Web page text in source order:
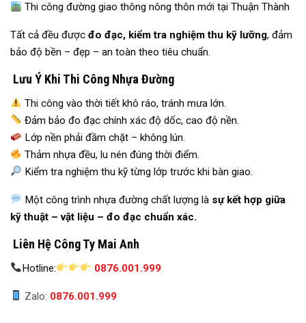
Thi công đường giao thông nông thôn mới tại Thuận Thành
Tất cả đều được đo đạc, kiểm tra nghiệm thu kỹ lưỡng, đảm
bảo độ bền – đẹp – an toàn theo tiêu chuẩn.
Lưu Ý Khi Thi Công Nhựa Đường
Thi công vào thời tiết khô ráo, tránh mưa lớn.
Đảm bảo đo đạc chính xác độ dốc, cao độ nền.
Lớp nền phải đầm chặt – không lún.
Thảm nhựa đều, lu nén đúng thời điểm.
Kiểm tra nghiệm thu kỹ từng lớp trước khi bàn giao.
Một công trình nhựa đường chất lượng là sự kết hợp giữa
kỹ thuật – vật liệu – đo đạc chuẩn xác.
Liên Hệ Công Ty Mai Anh
Hotline: 0876.001.999
Zalo: 0876.001.999